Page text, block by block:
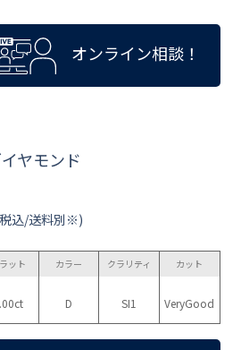
オンライン相談！
ヤモンド
込/送料別※)
ット カラー
D
クラリティ
SI1
カット
VeryGood